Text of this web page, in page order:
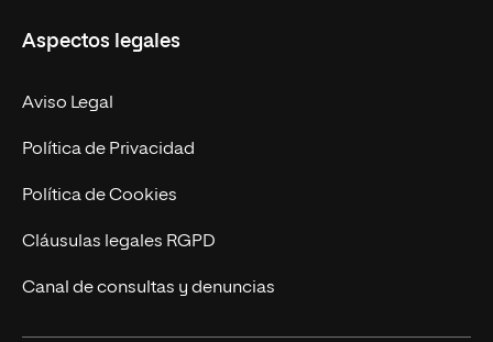
Doctorados
Experto Universitario
Postgrados
Cursos Universitarios
Facultades
Nuestro Equipo
Trabaja en UNIR
Actualidad
UNIR Revista
Eventos
Aspectos legales
Aviso Legal
Política de Privacidad
Política de Cookies
Cláusulas legales RGPD
Canal de consultas y denuncias